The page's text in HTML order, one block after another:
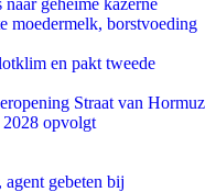
geheime kazerne
moedermelk, borstvoeding
en pakt tweede
Straat van Hormuz
opvolgt
gebeten bij